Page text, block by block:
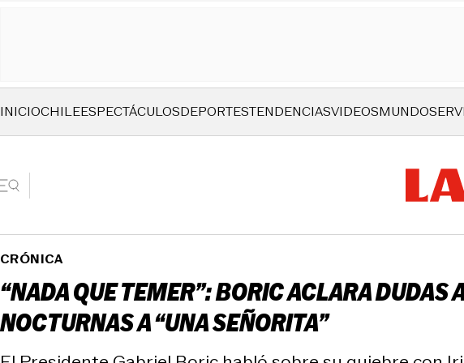
INICIOCHILEESPECTÁCULOSDEPORTESTENDENCIASVIDEOSMUNDO
CRÓNICA
“NADA QUE TEMER”: BORIC ACLARA
NOCTURNAS A “UNA SEÑORITA”